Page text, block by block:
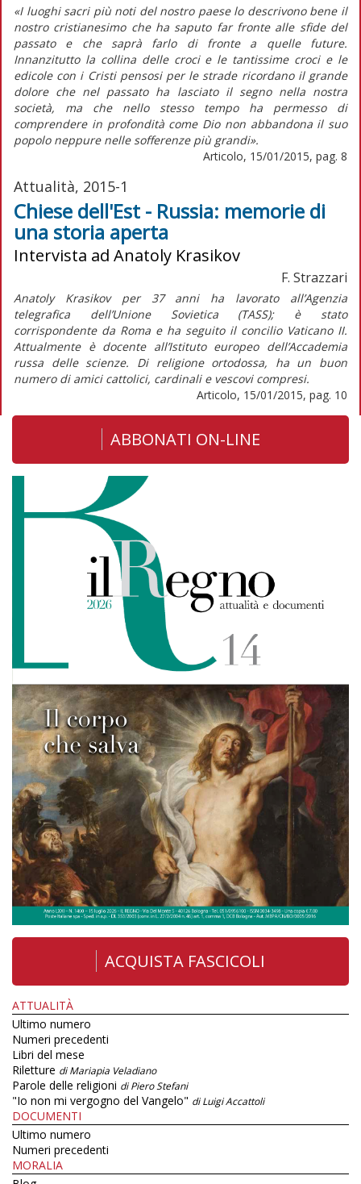
«I luoghi sacri più noti del nostro paese lo descrivono bene il
nostro cristianesimo che ha saputo far fronte alle sfide del
passato e che saprà farlo di fronte a quelle future.
Innanzitutto la collina delle croci e le tantissime croci e le
edicole con i Cristi pensosi per le strade ricordano il grande
dolore che nel passato ha lasciato il segno nella nostra
società, ma che nello stesso tempo ha permesso di
comprendere in profondità come Dio non abbandona il suo
popolo neppure nelle sofferenze più grandi».
Articolo, 15/01/2015, pag. 8
Attualità, 2015-1
Chiese dell'Est - Russia: memorie di
una storia aperta
Intervista ad Anatoly Krasikov
F. Strazzari
Anatoly Krasikov per 37 anni ha lavorato all’Agenzia
telegrafica dell’Unione Sovietica (TASS); è stato
corrispondente da Roma e ha seguito il concilio Vaticano II.
Attualmente è docente all’Istituto europeo dell’Accademia
russa delle scienze. Di religione ortodossa, ha un buon
numero di amici cattolici, cardinali e vescovi compresi.
Articolo, 15/01/2015, pag. 10
ABBONATI ON-LINE
ACQUISTA FASCICOLI
ATTUALITÀ
Ultimo numero
Numeri precedenti
Libri del mese
Riletture di Mariapia Veladiano
Parole delle religioni di Piero Stefani
"Io non mi vergogno del Vangelo" di Luigi Accattoli
DOCUMENTI
Ultimo numero
Numeri precedenti
MORALIA